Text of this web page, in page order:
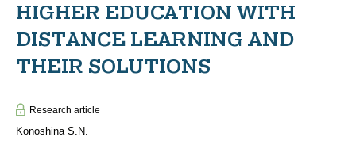
HIGHER EDUCATION WITH
DISTANCE LEARNING AND
THEIR SOLUTIONS
Research article
Konoshina S.N.